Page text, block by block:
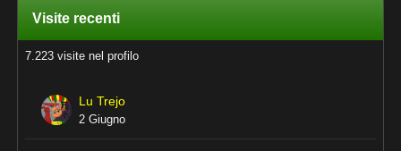
Visite recenti
7.223 visite nel profilo
Lu Trejo
2 Giugno